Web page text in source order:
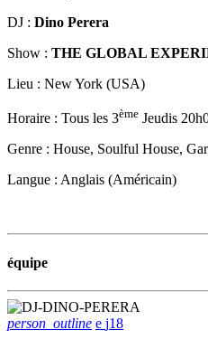
DJ : Dino Perera
Show : THE GLOBAL
Lieu : New York (USA)
Horaire : Tous les 3ème Jeudis
Genre : House, Soulful House,
Langue : Anglais (Américain)
équipe
person_outline
18